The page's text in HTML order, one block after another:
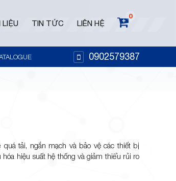
LIỆU TIN TỨC LIÊN HỆ
0
0902579387
tải, ngắn mạch và bảo vệ các thiết bị
hiệu suất hệ thống và giảm thiểu rủi ro